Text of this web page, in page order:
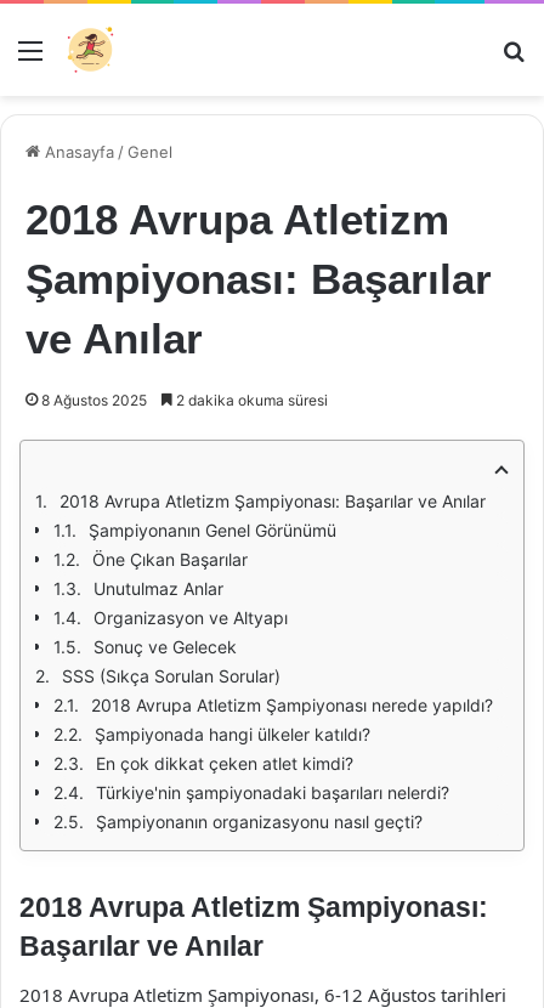
Menü
Anasayfa /Genel
2018 Avrupa Atletizm
Şampiyonası: Başarılar
ve Anılar
8 Ağustos 2025 2 dakika okuma süresi
2018 Avrupa Atletizm Şampiyonası: Başarılar ve Anılar
Şampiyonanın Genel Görünümü
Öne Çıkan Başarılar
Unutulmaz Anlar
Organizasyon ve Altyapı
Sonuç ve Gelecek
SSS (Sıkça Sorulan Sorular)
2018 Avrupa Atletizm Şampiyonası nerede yapıldı?
Şampiyonada hangi ülkeler katıldı?
En çok dikkat çeken atlet kimdi?
Türkiye'nin şampiyonadaki başarıları nelerdi?
Şampiyonanın organizasyonu nasıl geçti?
2018 Avrupa Atletizm Şampiyonası:
Başarılar ve Anılar
2018 Avrupa Atletizm Şampiyonası, 6-12 Ağustos tarihleri